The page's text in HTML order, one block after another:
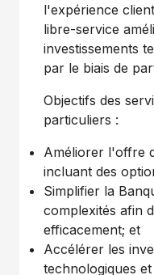
l'expérience
libre-service
investissements
par le biais de
Objectifs des
particuliers :
Améliorer l'offre
incluant des
Simplifier la
complexités afin
efficacement; et
Accélérer les
technologiques